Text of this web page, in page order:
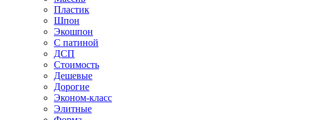
Пластик
Шпон
Экошпон
С патиной
ДСП
Стоимость
Дешевые
Дорогие
Эконом-класс
Элитные